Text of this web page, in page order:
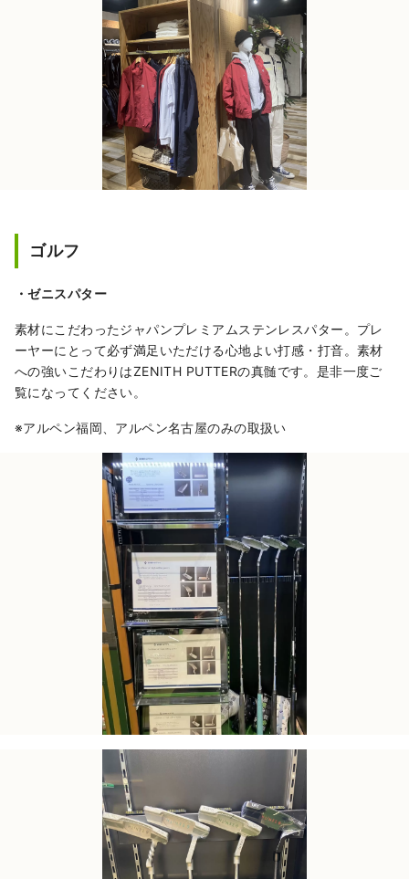
ゴルフ
・ゼニスパター
素材にこだわったジャパンプレミアムステンレスパター。プレ
ーヤーにとって必ず満足いただける心地よい打感・打音。素材
への強いこだわりはZENITH PUTTERの真髄です。是非一度ご
覧になってください。
※アルペン福岡、アルペン名古屋のみの取扱い